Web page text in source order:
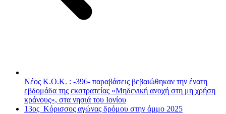
Νέος Κ.Ο.Κ. : -396- παραβάσεις βεβαιώθηκαν την ένατη
εβδομάδα της εκστρατείας «Μηδενική ανοχή στη μη χρήση
κράνους», στα νησιά του Ιονίου
13ος Κόρισσος αγώνας δρόμου στην άμμο 2025